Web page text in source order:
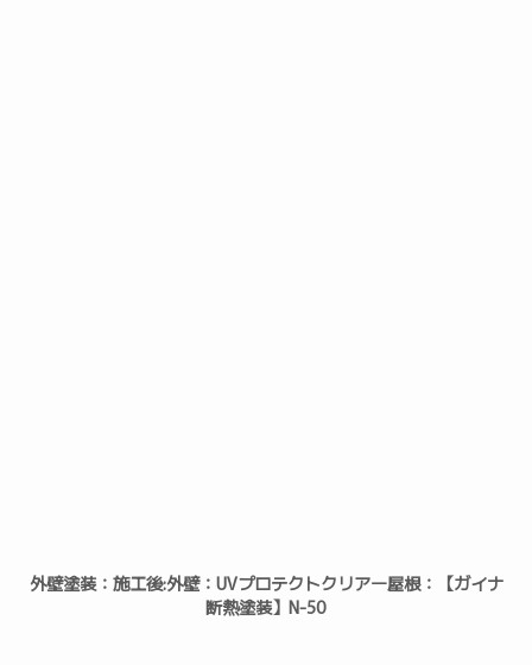
外壁塗装：施工後:外壁：UVプロテクトクリアー屋根：【ガイナ
断熱塗装】N-50